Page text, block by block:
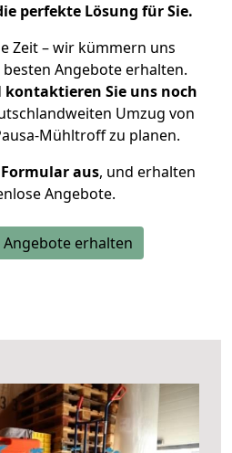
perfekte Lösung für Sie.
Zeit – wir kümmern uns
Angebote erhalten.
kontaktieren Sie uns noch
Umzug von
Mühltroff zu planen.
aus, und erhalten
Angebote.
Angebote erhalten